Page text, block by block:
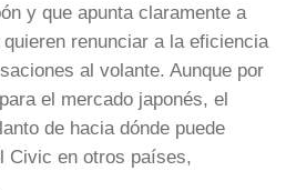
y que apunta claramente a
renunciar a la eficiencia
al volante. Aunque por
el mercado japonés, el
de hacia dónde puede
Civic en otros países,